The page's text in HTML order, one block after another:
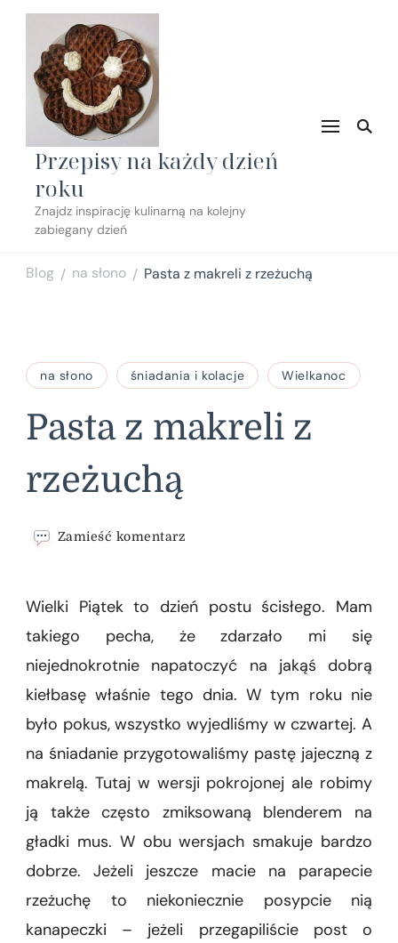
Przepisy na każdy dzień
roku
Znajdz inspirację kulinarną na kolejny
zabiegany dzień
Blog / na słono / Pasta z makreli z rzeżuchą
na słono śniadania i kolacje Wielkanoc
Pasta z makreli z
rzeżuchą
Zamieść komentarz
makreli
z
Wielki Piątek to dzień postu ścisłego. Mam
takiego pecha, że zdarzało mi się
niejednokrotnie napatoczyć na jakąś dobrą
kiełbasę właśnie tego dnia. W tym roku nie
było pokus, wszystko wyjedliśmy w czwartej. A
na śniadanie przygotowaliśmy pastę jajeczną z
makrelą. Tutaj w wersji pokrojonej ale robimy
ją także często zmiksowaną blenderem na
gładki mus. W obu wersjach smakuje bardzo
dobrze. Jeżeli jeszcze macie na parapecie
rzeżuchę to niekoniecznie posypcie nią
kanapeczki – jeżeli przegapiliście post o